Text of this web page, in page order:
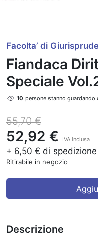
Facolta’ di
Fiandaca
Speciale
10 persone stanno
55,70 €
52,92 € IVA inclusa
+ 6,50 € di spedizione
Ritirabile in negozio
Descrizione